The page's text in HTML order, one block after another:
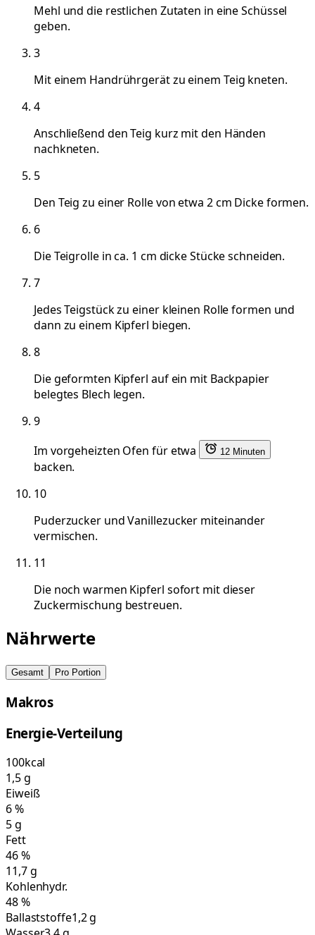
Mehl und die restlichen Zutaten in eine Schüssel
geben.
3
Mit einem Handrührgerät zu einem Teig kneten.
4
Anschließend den Teig kurz mit den Händen
nachkneten.
5
Den Teig zu einer Rolle von etwa 2 cm Dicke formen.
6
Die Teigrolle in ca. 1 cm dicke Stücke schneiden.
7
Jedes Teigstück zu einer kleinen Rolle formen und
dann zu einem Kipferl biegen.
8
Die geformten Kipferl auf ein mit Backpapier
belegtes Blech legen.
9
Im vorgeheizten Ofen für etwa
12 Minuten
backen.
10
Puderzucker und Vanillezucker miteinander
vermischen.
11
Die noch warmen Kipferl sofort mit dieser
Zuckermischung bestreuen.
Nährwerte
Gesamt Pro Portion
Makros
Energie-Verteilung
100kcal
1,5g
Eiweiß
6%
5g
Fett
46%
11,7g
Kohlenhydr.
48%
Ballaststoffe1,2 g